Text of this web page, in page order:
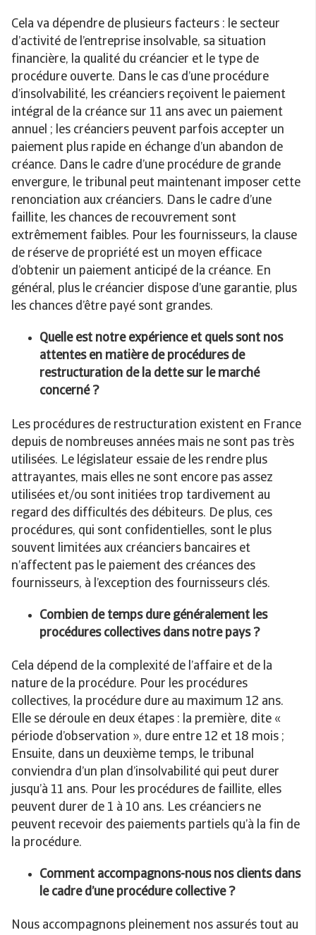
Cela va dépendre de plusieurs facteurs : le secteur
d’activité de l’entreprise insolvable, sa situation
financière, la qualité du créancier et le type de
procédure ouverte. Dans le cas d’une procédure
d’insolvabilité, les créanciers reçoivent le paiement
intégral de la créance sur 11 ans avec un paiement
annuel ; les créanciers peuvent parfois accepter un
paiement plus rapide en échange d’un abandon de
créance. Dans le cadre d’une procédure de grande
envergure, le tribunal peut maintenant imposer cette
renonciation aux créanciers. Dans le cadre d’une
faillite, les chances de recouvrement sont
extrêmement faibles. Pour les fournisseurs, la clause
de réserve de propriété est un moyen efficace
d’obtenir un paiement anticipé de la créance. En
général, plus le créancier dispose d’une garantie, plus
les chances d’être payé sont grandes.
Quelle est notre expérience et quels sont nos
attentes en matière de procédures de
restructuration de la dette sur le marché
concerné ?
Les procédures de restructuration existent en France
depuis de nombreuses années mais ne sont pas très
utilisées. Le législateur essaie de les rendre plus
attrayantes, mais elles ne sont encore pas assez
utilisées et/ou sont initiées trop tardivement au
regard des difficultés des débiteurs. De plus, ces
procédures, qui sont confidentielles, sont le plus
souvent limitées aux créanciers bancaires et
n’affectent pas le paiement des créances des
fournisseurs, à l’exception des fournisseurs clés.
Combien de temps dure généralement les
procédures collectives dans notre pays ?
Cela dépend de la complexité de l’affaire et de la
nature de la procédure. Pour les procédures
collectives, la procédure dure au maximum 12 ans.
Elle se déroule en deux étapes : la première, dite «
période d’observation », dure entre 12 et 18 mois ;
Ensuite, dans un deuxième temps, le tribunal
conviendra d’un plan d’insolvabilité qui peut durer
jusqu’à 11 ans. Pour les procédures de faillite, elles
peuvent durer de 1 à 10 ans. Les créanciers ne
peuvent recevoir des paiements partiels qu’à la fin de
la procédure.
Comment accompagnons-nous nos clients dans
le cadre d’une procédure collective ?
Nous accompagnons pleinement nos assurés tout au